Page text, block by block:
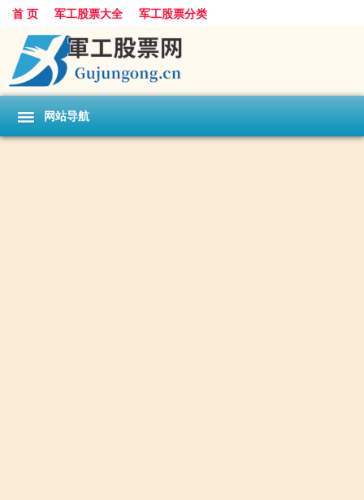
首 页 军工股票大全 军工股票分类
网站导航